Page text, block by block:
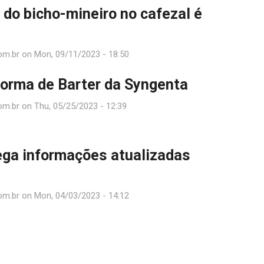
do bicho-mineiro no cafezal é
on Mon, 09/11/2023 - 18:50
de Barter da Syngenta
on Thu, 05/25/2023 - 12:39
informações atualizadas
on Mon, 04/03/2023 - 14:12